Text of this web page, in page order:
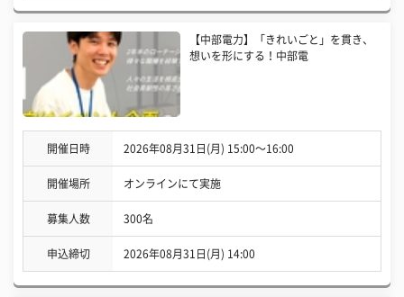
【中部電力】「きれいごと」を貫き、
想いを形にする！中部電
開催日時 2026年08月31日(月) 15:00〜16:00
開催場所 オンラインにて実施
募集人数 300名
申込締切 2026年08月31日(月) 14:00